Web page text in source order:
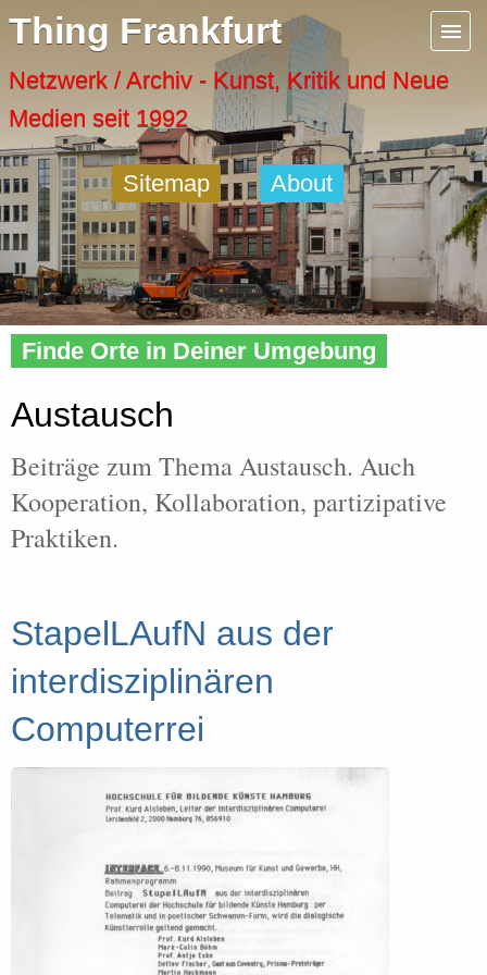
Thing Frankfurt
Netzwerk / Archiv - Kunst, Kritik und Neue
Medien seit 1992
Sitemap About
Home»Tags» Austausch
Finde Orte in Deiner Umgebung
Austausch
Beiträge zum Thema Austausch. Auch
Kooperation, Kollaboration, partizipative
Praktiken.
StapelLAufN aus der
interdisziplinären
Computerrei
Menu
Artspaces
Cool Places
Frankfurt Diary
Activity
Recent Posts